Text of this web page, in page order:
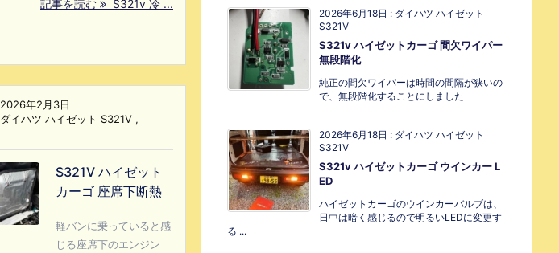
記事を読む S321v 冷 ...
2026年2月3日
ダイハツ ハイゼット S321V ,
S321V ハイゼット
カーゴ 座席下断熱
軽バンに乗っていると感
じる座席下のエンジン
2026年6月18日 : ダイハツ ハイゼット
S321V
S321v ハイゼットカーゴ 間欠ワイパー
無段階化
純正の間欠ワイパーは時間の間隔が狭いの
で、無段階化することにしました
2026年6月18日 : ダイハツ ハイゼット
S321V
S321v ハイゼットカーゴ ウインカー L
ED
ハイゼットカーゴのウインカーバルブは、
日中は暗く感じるので明るいLEDに変更す
る ...